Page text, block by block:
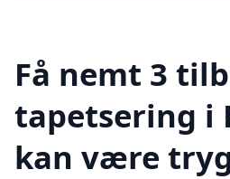
Få nemt 3
tapetsering i
kan være